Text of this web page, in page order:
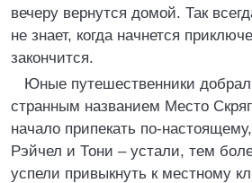
вечеру вернутся домой. Так
не знает, когда начнется
закончится.
Юные путешественники
странным названием Место
начало припекать по-
Рэйчел и Тони – устали, тем
успели привыкнуть к местному